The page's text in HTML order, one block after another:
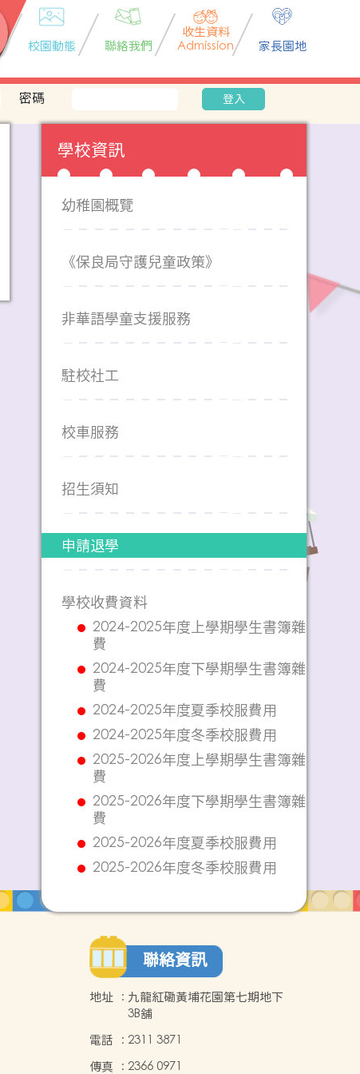
校園動態 聯絡我們
收生資料
Admission
家長園地
密碼 登入
學校資訊
幼稚園概覽
《保良局守護兒童政策》
非華語學童支援服務
駐校社工
校車服務
招生須知
申請退學
學校收費資料
2024-2025年度上學期學生書簿雜
費
2024-2025年度下學期學生書簿雜
費
2024-2025年度夏季校服費用
2024-2025年度冬季校服費用
2025-2026年度上學期學生書簿雜
費
2025-2026年度下學期學生書簿雜
費
2025-2026年度夏季校服費用
2025-2026年度冬季校服費用
聯絡資訊
地址 : 九龍紅磡黃埔花園第七期地下
3B舖
電話 : 2311 3871
傳真 : 2366 0971